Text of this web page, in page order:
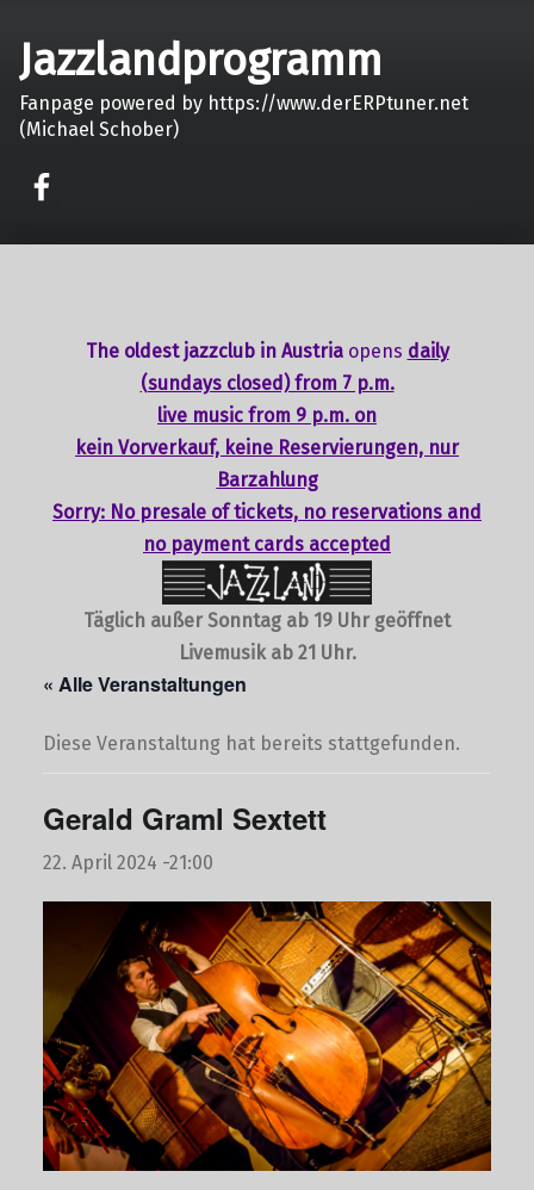
Jazzlandprogramm
Fanpage powered by https://www.derERPtuner.net
(Michael Schober)
The oldest jazzclub in Austria opens daily
(sundays closed) from 7 p.m.
live music from 9 p.m. on
kein Vorverkauf, keine Reservierungen, nur
Barzahlung
Sorry: No presale of tickets, no reservations and
no payment cards accepted
Täglich außer Sonntag ab 19 Uhr geöffnet
Livemusik ab 21 Uhr.
« Alle Veranstaltungen
Diese Veranstaltung hat bereits stattgefunden.
Gerald Graml Sextett
22. April 2024 -21:00